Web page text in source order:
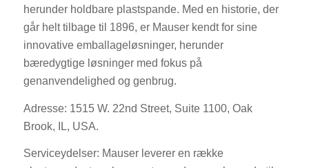
herunder holdbare plastspande. Med en historie, der
går helt tilbage til 1896, er Mauser kendt for sine
innovative emballageløsninger, herunder
bæredygtige løsninger med fokus på
genanvendelighed og genbrug.
Adresse: 1515 W. 22nd Street, Suite 1100, Oak
Brook, IL, USA.
Serviceydelser: Mauser leverer en række